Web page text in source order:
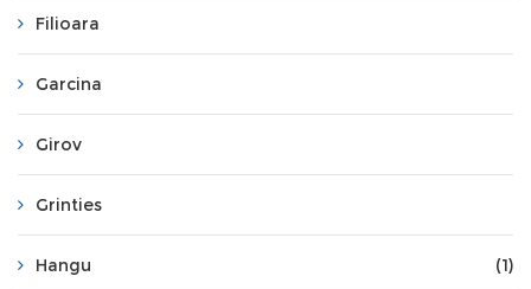
Filioara
Garcina
Girov
Grinties
Hangu (1)